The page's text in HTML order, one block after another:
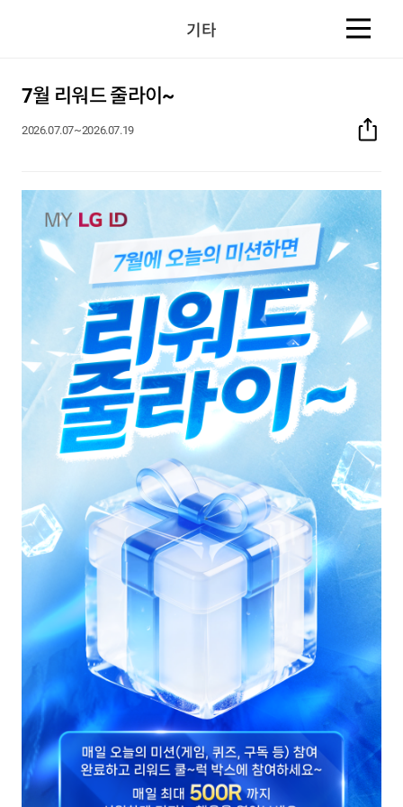
기타
7월 리워드 줄라이~
2026.07.07~2026.07.19